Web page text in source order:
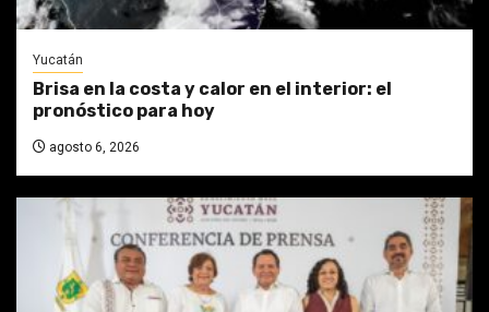
Yucatán
Brisa en la costa y calor en el interior: el
pronóstico para hoy
agosto 6, 2026